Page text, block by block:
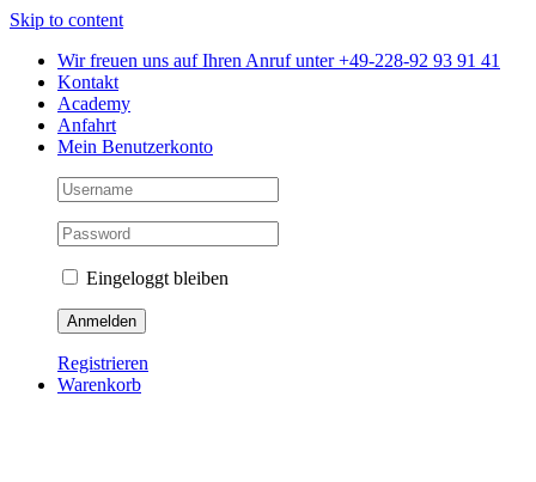
Skip to content
Wir freuen uns auf Ihren Anruf unter +49-228-92 93 91 41
Kontakt
Academy
Anfahrt
Mein Benutzerkonto
Eingeloggt bleiben
Registrieren
Warenkorb